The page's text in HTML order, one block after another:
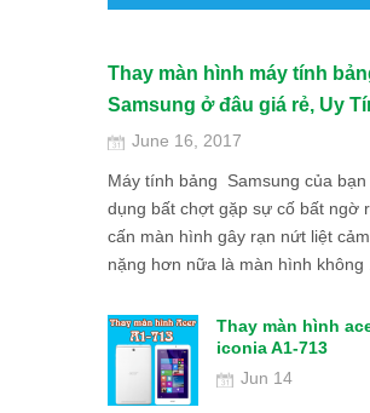
Thay màn hình máy tính
Samsung ở đâu giá rẻ, Uy
June 16, 2017
Máy tính bảng Samsung của
dụng bất chợt gặp sự cố bất ngờ
cấn màn hình gây rạn nứt liệt cảm
nặng hơn nữa là màn hình không
Thay màn hình
iconia A1-713
Jun 14